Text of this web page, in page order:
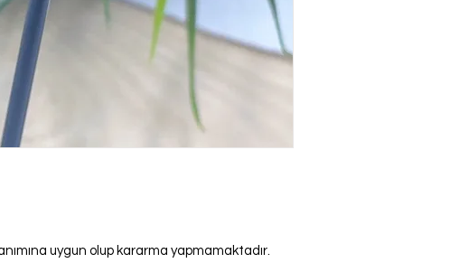
uygun olup kararma yapmamaktadır.